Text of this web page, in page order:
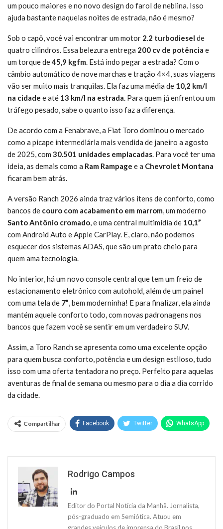
um pouco maiores e no novo design do farol de neblina. Isso
ajuda bastante naquelas noites de estrada, não é mesmo?
Sob o capô, você vai encontrar um motor 2.2 turbodiesel de
quatro cilindros. Essa belezura entrega 200 cv de potência e
um torque de45,9 kgfm. Está indo pegar a estrada? Com o
câmbio automático de nove marchas e tração 4×4, suas viagens
vão ser muito mais tranquilas. Ela faz uma média de 10,2 km/l
na cidade e até 13 km/l na estrada. Para quem já enfrentou um
tráfego pesado, sabe o quanto isso faz a diferença.
De acordo com a Fenabrave, a Fiat Toro dominou o mercado
como a picape intermediária mais vendida de janeiro a agosto
de 2025, com 30.501 unidades emplacadas. Para você ter uma
ideia, as demais como a Ram Rampage e a Chevrolet Montana
ficaram bem atrás.
A versão Ranch 2026 ainda traz vários itens de conforto, como
bancos de couro com acabamento em marrom, um moderno
Santo Antônio cromado, e uma central multimídia de 10,1”
com Android Auto e Apple CarPlay. E, claro, não podemos
esquecer dos sistemas ADAS, que são um prato cheio para
quem ama tecnologia.
No interior, há um novo console central que tem um freio de
estacionamento eletrônico com autohold, além de um painel
com uma tela de 7”, bem moderninha! E para finalizar, ela ainda
mantém aquele conforto todo, com novas padronagens nos
bancos que fazem você se sentir em um verdadeiro SUV.
Assim, a Toro Ranch se apresenta como uma excelente opção
para quem busca conforto, potência e um design estiloso, tudo
isso com uma oferta tentadora no preço. Perfeito para aquelas
aventuras de final de semana ou mesmo para o dia a dia corrido
da cidade.
Compartilhar Facebook Twitter WhatsApp
Rodrigo Campos
Editor do Portal Notícia da Manhã. Jornalista,
pós-graduado em Semiótica. Atuou em
grandes veículos de imprensa do Brasil nos